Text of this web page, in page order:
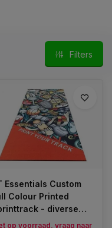
Filters
Essentials Custom
Colour Printed
- diverse
mogelijk
op voorraad, vraag naar